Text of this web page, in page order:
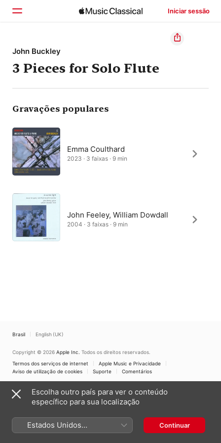
Iniciar sessão
Início
Explorar
Buscar
John Buckley
3 Pieces for Solo Flute
Gravações populares
Emma Coulthard
2023 · 3 faixas · 9 min
John Feeley, William Dowdall
2004 · 3 faixas · 9 min
Brasil English (UK)
Copyright © 2026 Apple Inc. Todos os direitos reservados.
Termos dos serviços de internet
Apple Music e Privacidade
Aviso de utilização de cookies
Suporte Comentários
Escolha outro país para ver o conteúdo
específico para sua localização
Estados Unidos
(Português Brasil)
Continuar